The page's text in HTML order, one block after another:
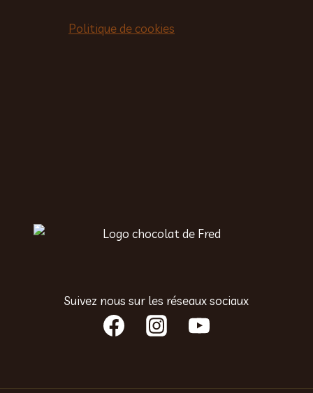
Politique de cookies
Suivez nous sur les réseaux sociaux